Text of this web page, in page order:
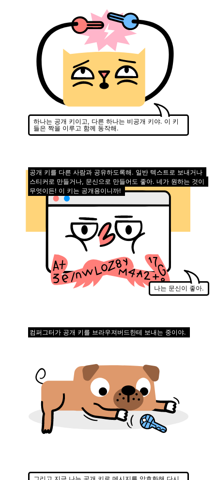
하나는 공개 키이고, 다른 하나는 비공개 키야. 이 키
들은 짝을 이루고 함께 동작해.
공개 키를 다른 사람과 공유하도록해. 일반 텍스트로 보내거나
스티커로 만들거나, 문신으로 만들어도 좋아. 네가 원하는 것이
무엇이든! 이 키는 공개용이니까!
나는 문신이 좋아.
컴퍼그터가 공개 키를 브라우져버드한테 보내는 중이야.